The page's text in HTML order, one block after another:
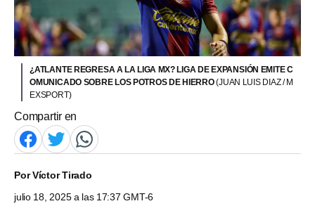
¿ATLANTE REGRESA A LA LIGA MX? LIGA DE EXPANSIÓN EMITE C
OMUNICADO SOBRE LOS POTROS DE HIERRO(JUAN LUIS DIAZ / M
EXSPORT)
Compartir en
PorVíctor Tirado
julio 18, 2025 a las 17:37 GMT-6